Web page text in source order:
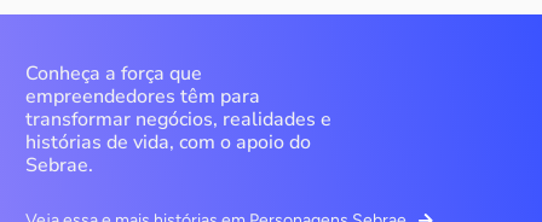
Conheça a força que
empreendedores têm para
transformar negócios, realidades e
histórias de vida, com o apoio do
Sebrae.